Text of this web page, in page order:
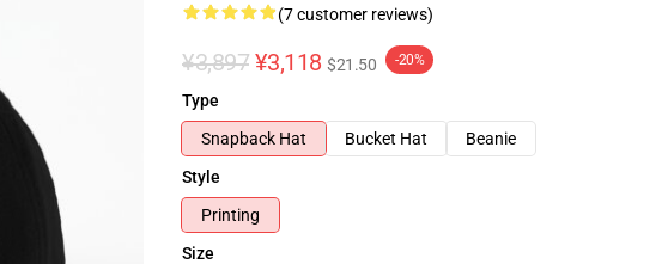
(7 customer reviews)
¥3,897 ¥3,118 $21.50 -20%
Type
Snapback Hat
Bucket Hat
Beanie
Style
Printing
Size